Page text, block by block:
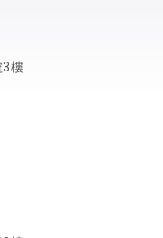
3樓